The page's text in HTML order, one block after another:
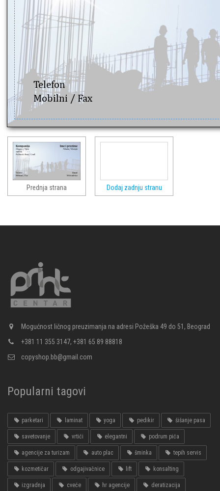
Telefon
Mobilni / Fax
Prednja strana Dodaj zadnju stranu
Mogućnost ličnog preuzimanja na adresi Požeška 49 do 51, Beograd
+381 11 355 3147, +381 65 89 88818
copyshop.bb@gmail.com
Popularni tagovi
parketari laminat yoga pedikir šišanje pasa
savetovanje vrtići elegantni podrum pića
agencije za turizam auto plac šminka tepih servis
kozmetičar odgajivačnice lift konsalting
izgradnja cveće hr agencije deratizacija